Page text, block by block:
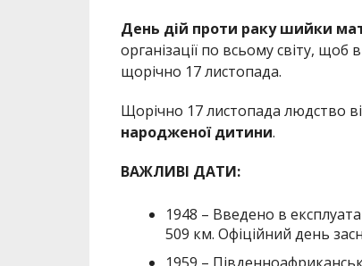
День дій проти раку шийки
організації по всьому світу,
щорічно 17 листопада.
Щорічно 17 листопада людство
народженої дитини.
ВАЖЛИВІ ДАТИ:
1948 – Введено в
509 км. Офіційний день